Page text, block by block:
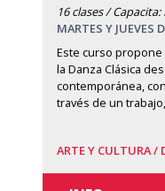
16 clases /
MARTES Y JUEVES
Este curso propone
la Danza Clásica
contemporánea,
través de un
ARTE Y CULTURA /